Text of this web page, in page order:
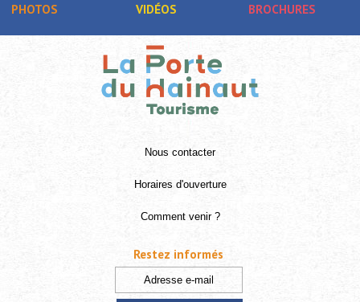
PHOTOS VIDÉOS BROCHURES
Nous contacter
Horaires d'ouverture
Comment venir ?
Restez informés